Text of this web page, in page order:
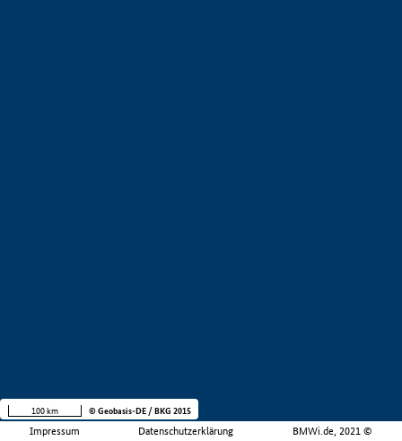
Impressum Datenschutzerklärung BMWi.de, 2021 ©
100 km © Geobasis-DE / BKG 2015